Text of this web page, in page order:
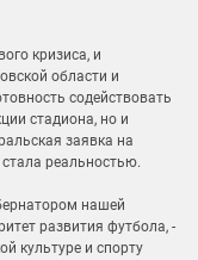
кризиса, и
области и
содействовать
стадиона, но и
заявка на
реальностью.
нашей
развития футбола, -
культуре и спорту